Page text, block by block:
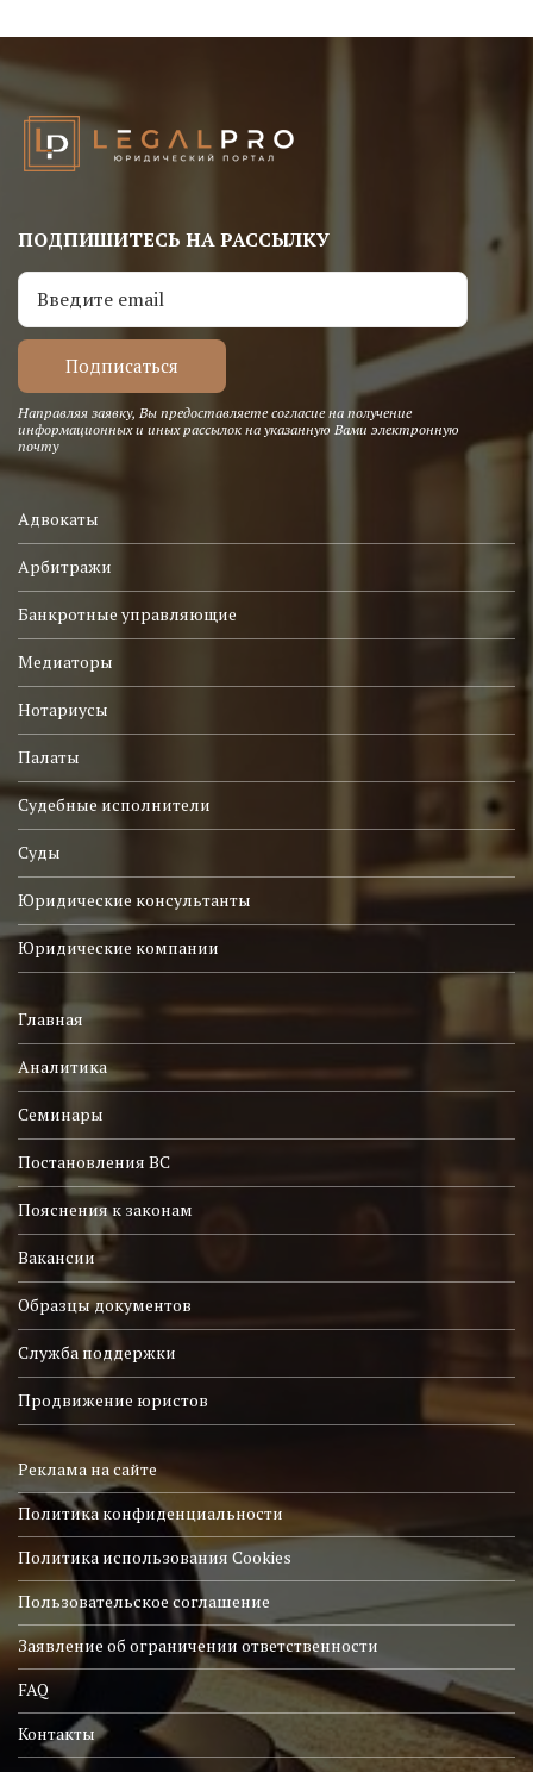
ПОДПИШИТЕСЬ НА РАССЫЛКУ
Направляя заявку, Вы предоставляете согласие на получение
информационных и иных рассылок на указанную Вами электронную
почту
Адвокаты
Арбитражи
Банкротные управляющие
Медиаторы
Нотариусы
Палаты
Судебные исполнители
Суды
Юридические консультанты
Юридические компании
Главная
Аналитика
Семинары
Постановления ВС
Пояснения к законам
Вакансии
Образцы документов
Служба поддержки
Продвижение юристов
Реклама на сайте
Политика конфиденциальности
Политика использования Cookies
Пользовательское соглашение
Заявление об ограничении ответственности
FAQ
Контакты